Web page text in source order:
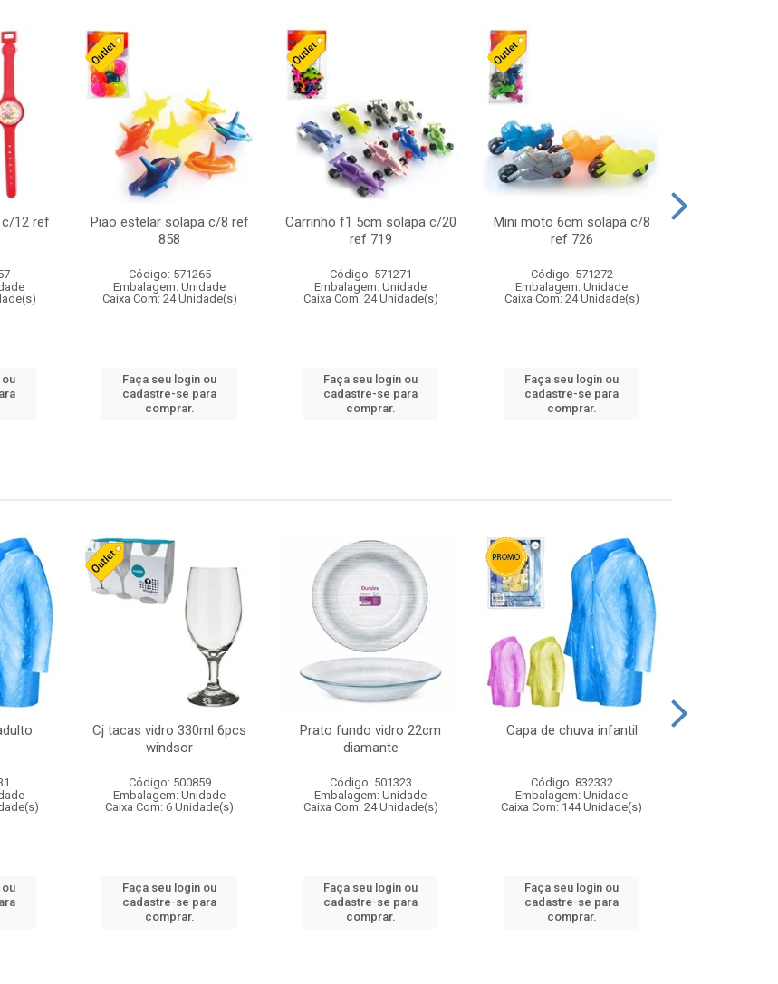
c/12 ref
ou
Piao estelar solapa c/8 ref
858
Código: 571265
Embalagem: Unidade
Caixa Com: 24 Unidade(s)
Faça seu login ou
cadastre-se para
comprar.
Carrinho f1 5cm solapa c/20
ref 719
Código: 571271
Embalagem: Unidade
Caixa Com: 24 Unidade(s)
Faça seu login ou
cadastre-se para
comprar.
Mini moto 6cm solapa c/8
ref 726
Código: 571272
Embalagem: Unidade
Caixa Com: 24 Unidade(s)
Faça seu login ou
cadastre-se para
comprar.
ou
Cj tacas vidro 330ml 6pcs
windsor
Código: 500859
Embalagem: Unidade
Caixa Com: 6 Unidade(s)
Faça seu login ou
cadastre-se para
comprar.
Prato fundo vidro 22cm
diamante
Código: 501323
Embalagem: Unidade
Caixa Com: 24 Unidade(s)
Faça seu login ou
cadastre-se para
comprar.
Capa de chuva infantil
Código: 832332
Embalagem: Unidade
Caixa Com: 144 Unidade(s)
Faça seu login ou
cadastre-se para
comprar.